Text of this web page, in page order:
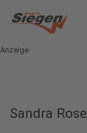
Anzeige
Sandra Rose